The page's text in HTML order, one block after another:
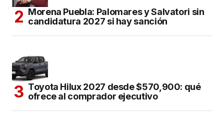
Morena Puebla: Palomares y Salvatori sin
candidatura 2027 si hay sanción
Toyota Hilux 2027 desde $570,900: qué
ofrece al comprador ejecutivo